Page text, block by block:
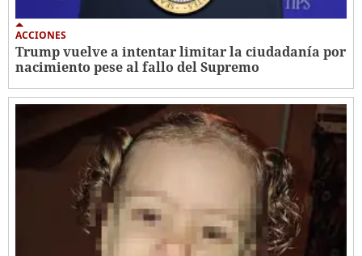
ACCIONES
Trump vuelve a intentar limitar la ciudadanía por
nacimiento pese al fallo del Supremo